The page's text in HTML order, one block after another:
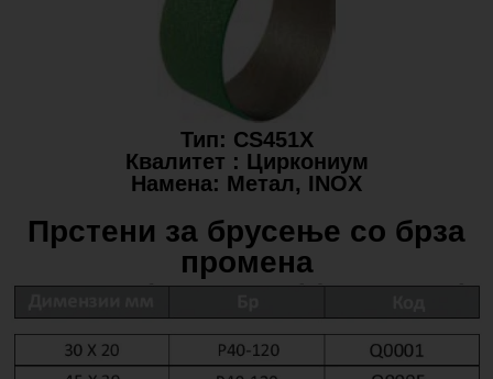
Тип: CS451X
Квалитет : Циркониум
Намена: Метал, ΙΝΟΧ
Прстени за брусење со брза
промена